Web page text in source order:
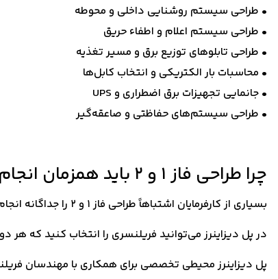
• طراحی سیستم روشنایی داخلی و محوطه
• طراحی سیستم اعلام و اطفاء حریق
• طراحی تابلوهای توزیع برق و مسیر تغذیه
• محاسبات بار الکتریکی و انتخاب کابل‌ها
• جانمایی تجهیزات برق اضطراری و UPS
• طراحی سیستم‌های حفاظتی و صاعقه‌گیر
چرا طراحی فاز ۱ و ۲ باید همزمان انجام شود؟
بسیاری از کارفرمایان اشتباهاً طراحی فاز ۱ و ۲ را جداگانه انجام می‌دهند. در حالی که هماهنگی این دو مرحله از ابتدا باعث کاهش دوباره‌کاری، تطابق نقشه‌ها و صرفه‌جویی در زمان می‌شود.
در پل دیزاینرز می‌توانید فریلنسری را انتخاب کنید که
پل دیزاینرز محیطی تخصصی برای همکاری با مهندسان